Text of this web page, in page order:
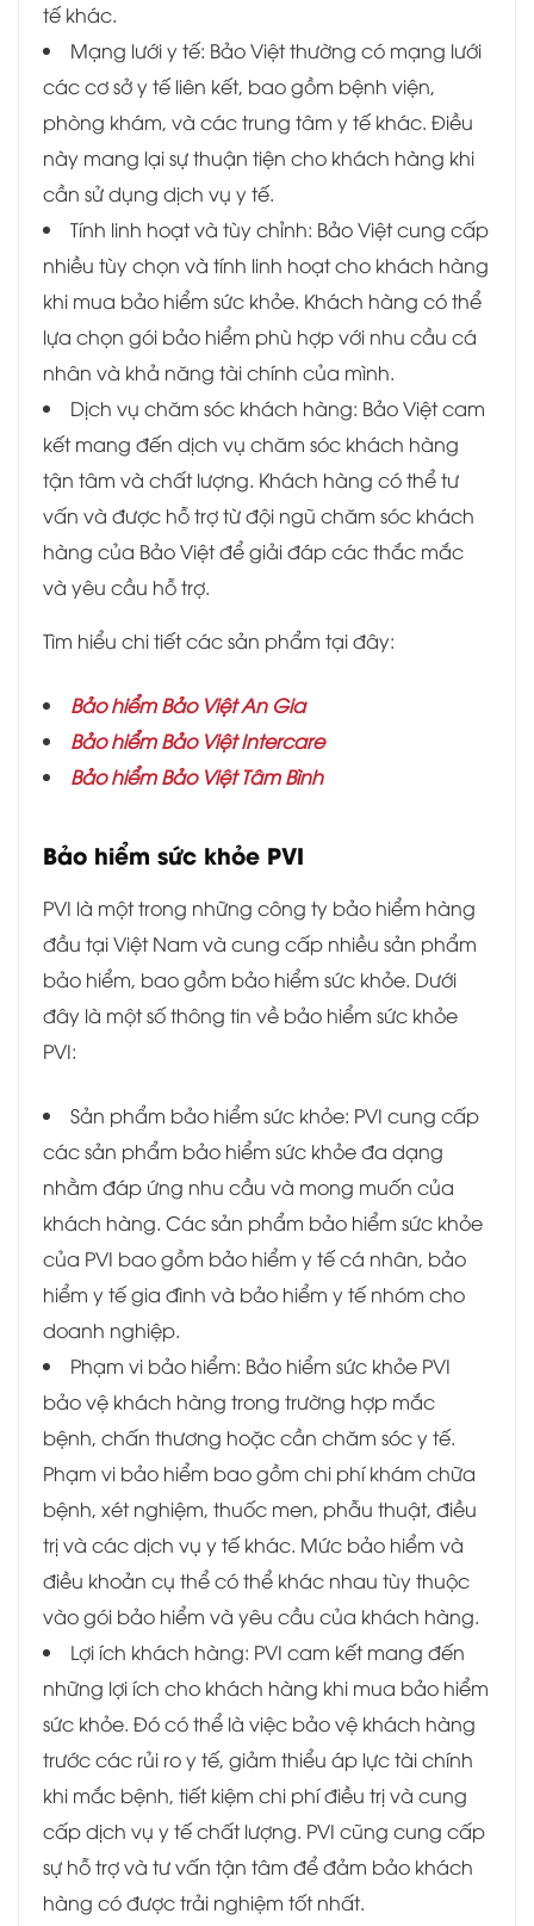
tế khác.
Mạng lưới y tế: Bảo Việt thường có mạng lưới
các cơ sở y tế liên kết, bao gồm bệnh viện,
phòng khám, và các trung tâm y tế khác. Điều
này mang lại sự thuận tiện cho khách hàng khi
cần sử dụng dịch vụ y tế.
Tính linh hoạt và tùy chỉnh: Bảo Việt cung cấp
nhiều tùy chọn và tính linh hoạt cho khách hàng
khi mua bảo hiểm sức khỏe. Khách hàng có thể
lựa chọn gói bảo hiểm phù hợp với nhu cầu cá
nhân và khả năng tài chính của mình.
Dịch vụ chăm sóc khách hàng: Bảo Việt cam
kết mang đến dịch vụ chăm sóc khách hàng
tận tâm và chất lượng. Khách hàng có thể tư
vấn và được hỗ trợ từ đội ngũ chăm sóc khách
hàng của Bảo Việt để giải đáp các thắc mắc
và yêu cầu hỗ trợ.
Tìm hiểu chi tiết các sản phẩm tại đây:
Bảo hiểm Bảo Việt An Gia
Bảo hiểm Bảo Việt Intercare
Bảo hiểm Bảo Việt Tâm Bình
Bảo hiểm sức khỏe PVI
PVI là một trong những công ty bảo hiểm hàng
đầu tại Việt Nam và cung cấp nhiều sản phẩm
bảo hiểm, bao gồm bảo hiểm sức khỏe. Dưới
đây là một số thông tin về bảo hiểm sức khỏe
PVI:
Sản phẩm bảo hiểm sức khỏe: PVI cung cấp
các sản phẩm bảo hiểm sức khỏe đa dạng
nhằm đáp ứng nhu cầu và mong muốn của
khách hàng. Các sản phẩm bảo hiểm sức khỏe
của PVI bao gồm bảo hiểm y tế cá nhân, bảo
hiểm y tế gia đình và bảo hiểm y tế nhóm cho
doanh nghiệp.
Phạm vi bảo hiểm: Bảo hiểm sức khỏe PVI
bảo vệ khách hàng trong trường hợp mắc
bệnh, chấn thương hoặc cần chăm sóc y tế.
Phạm vi bảo hiểm bao gồm chi phí khám chữa
bệnh, xét nghiệm, thuốc men, phẫu thuật, điều
trị và các dịch vụ y tế khác. Mức bảo hiểm và
điều khoản cụ thể có thể khác nhau tùy thuộc
vào gói bảo hiểm và yêu cầu của khách hàng.
Lợi ích khách hàng: PVI cam kết mang đến
những lợi ích cho khách hàng khi mua bảo hiểm
sức khỏe. Đó có thể là việc bảo vệ khách hàng
trước các rủi ro y tế, giảm thiểu áp lực tài chính
khi mắc bệnh, tiết kiệm chi phí điều trị và cung
cấp dịch vụ y tế chất lượng. PVI cũng cung cấp
sự hỗ trợ và tư vấn tận tâm để đảm bảo khách
hàng có được trải nghiệm tốt nhất.